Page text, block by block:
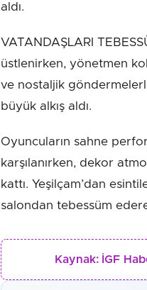
aldı.
VATANDAŞLARI
üstlenirken, yönetmen
ve nostaljik
büyük alkış aldı.
Oyuncuların sahne
karşılanırken, dekor
kattı. Yeşilçam’dan
salondan tebessüm
Kaynak: İGF